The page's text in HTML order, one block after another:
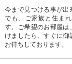
今まで見つける事が
でも、ご家族と住ま
す。ご希望のお部屋
けましたら、すぐに
お待ちしております。